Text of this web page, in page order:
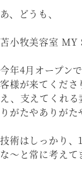
あ、どうも、
苫小牧美容室 MY
今年4月オープン
客様が来てくだ
え、支えてくれ
りがたやありがた
技術はしっかり、
な〜と常に考えて